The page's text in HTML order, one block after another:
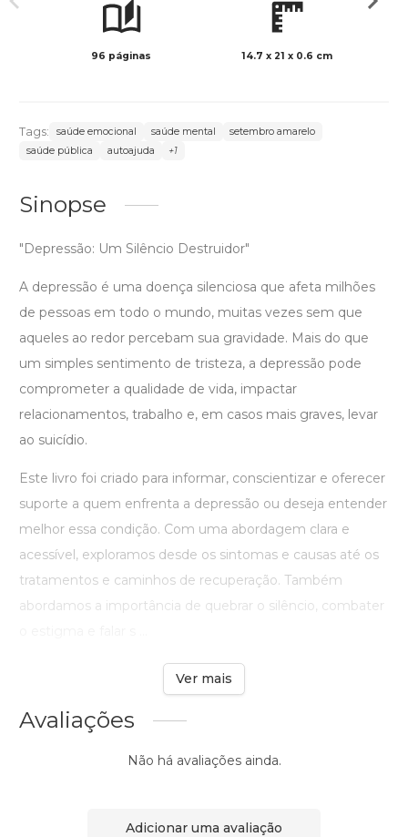
96 páginas 14.7 x 21 x 0.6 cm
Tags: saúde emocional saúde mental
setembro amarelo
saúde pública
autoajuda +1
Sinopse
"Depressão: Um Silêncio Destruidor"
A depressão é uma doença silenciosa que afeta milhões
de pessoas em todo o mundo, muitas vezes sem que
aqueles ao redor percebam sua gravidade. Mais do que
um simples sentimento de tristeza, a depressão pode
comprometer a qualidade de vida, impactar
relacionamentos, trabalho e, em casos mais graves, levar
ao suicídio.
Este livro foi criado para informar, conscientizar e oferecer
suporte a quem enfrenta a depressão ou deseja entender
melhor essa condição. Com uma abordagem clara e
acessível, exploramos desde os sintomas e causas até os
tratamentos e caminhos de recuperação. Também
abordamos a importância de quebrar o silêncio, combater
Ver mais
Avaliações
Não há avaliações ainda.
Adicionar uma avaliação